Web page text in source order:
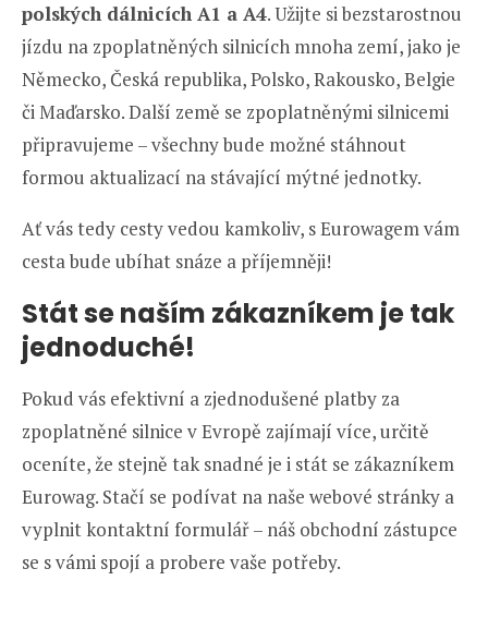
polských dálnicích A1 a A4. Užijte si bezstarostnou
jízdu na zpoplatněných silnicích mnoha zemí, jako je
Německo, Česká republika, Polsko, Rakousko, Belgie
či Maďarsko. Další země se zpoplatněnými silnicemi
připravujeme – všechny bude možné stáhnout
formou aktualizací na stávající mýtné jednotky.
Ať vás tedy cesty vedou kamkoliv, s Eurowagem vám
cesta bude ubíhat snáze a příjemněji!
Stát se naším zákazníkem je tak
jednoduché!
Pokud vás efektivní a zjednodušené platby za
zpoplatněné silnice v Evropě zajímají více, určitě
oceníte, že stejně tak snadné je i stát se zákazníkem
Eurowag. Stačí se podívat na naše webové stránky a
vyplnit kontaktní formulář – náš obchodní zástupce
se s vámi spojí a probere vaše potřeby.